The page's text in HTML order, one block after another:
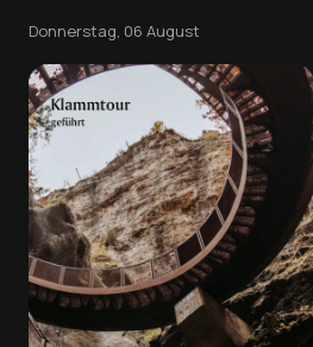
Donnerstag, 06 August